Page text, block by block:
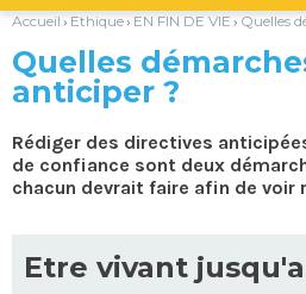
|
Aller
navigation
Accueil › Ethique› EN FIN DE VIE › Quelles
Quelles
anticiper ?
Rédiger des directives
de confiance sont deux
chacun devrait faire afin de voir
Etre vivant